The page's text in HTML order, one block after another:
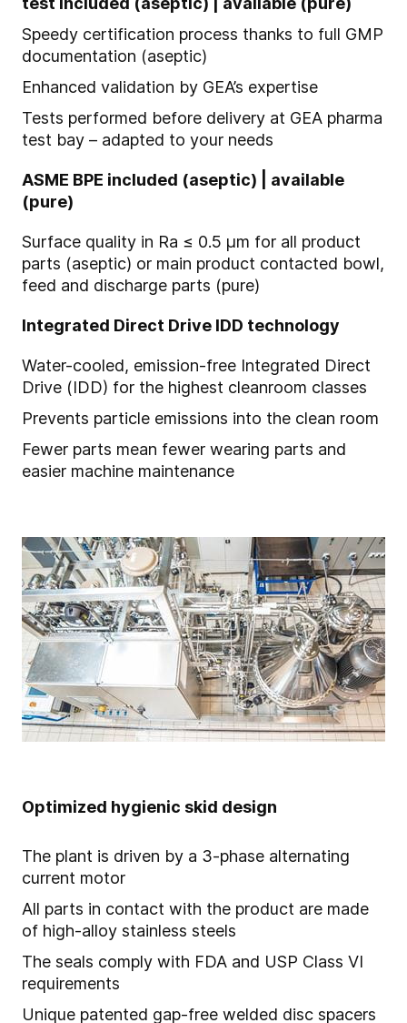
Speedy certification process thanks to full GMP
documentation (aseptic)
Enhanced validation by GEA’s expertise
Tests performed before delivery at GEA pharma
test bay – adapted to your needs
ASME BPE included (aseptic) | available
(pure)
Surface quality in Ra ≤ 0.5 μm for all product
parts (aseptic) or main product contacted bowl,
feed and discharge parts (pure)
Integrated Direct Drive IDD technology
Water-cooled, emission-free Integrated Direct
Drive (IDD) for the highest cleanroom classes
Prevents particle emissions into the clean room
Fewer parts mean fewer wearing parts and
easier machine maintenance
Optimized hygienic skid design
The plant is driven by a 3-phase alternating
current motor
All parts in contact with the product are made
of high-alloy stainless steels
The seals comply with FDA and USP Class VI
requirements
Unique patented gap-free welded disc spacers